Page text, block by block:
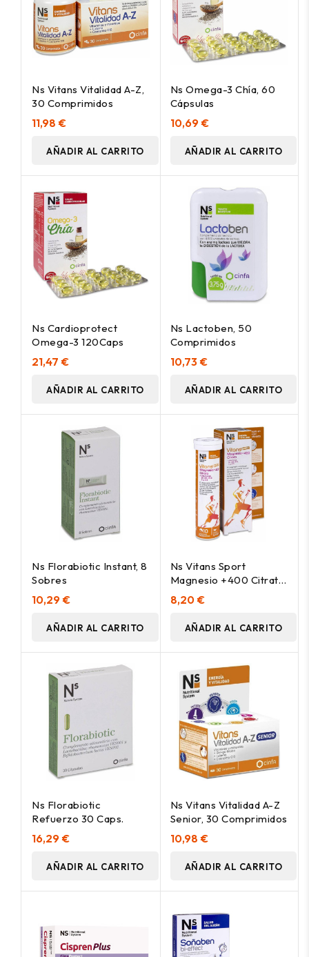
Ns Vitans Vitalidad A-Z,
30 Comprimidos
11,98 €
AÑADIR AL CARRITO
Ns Omega-3 Chía, 60
Cápsulas
10,69 €
AÑADIR AL CARRITO
Ns Cardioprotect
Omega-3 120Caps
21,47 €
AÑADIR AL CARRITO
Ns Lactoben, 50
Comprimidos
10,73 €
AÑADIR AL CARRITO
Ns Florabiotic Instant, 8
Sobres
10,29 €
AÑADIR AL CARRITO
Ns Vitans Sport
Magnesio +400 Citrato
10 Comprimidos
Efervescente
8,20 €
AÑADIR AL CARRITO
Ns Florabiotic
Refuerzo 30 Caps.
16,29 €
AÑADIR AL CARRITO
Ns Vitans Vitalidad A-Z
Senior, 30 Comprimidos
10,98 €
AÑADIR AL CARRITO